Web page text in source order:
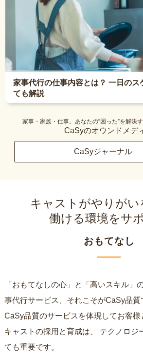
家事代行の仕事内容とは？ 一日のス
ても解説
家事・家族・仕事。あなたの“困った”を解決
CaSyのオウンドメデ
CaSyジャーナル
キャストがやりがい
働ける環境をサ
おもてなし
「おもてなしの心」と「高いスキル」
事代行サービス、それこそがCaSy品質
CaSy品質のサービスを体現してお客様
キャストの採用と育成は、
ても重要です。